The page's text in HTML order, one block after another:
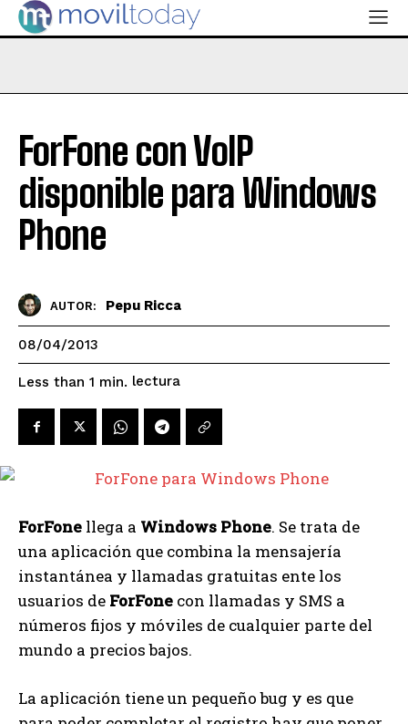
ForFone con VoIP
disponible para Windows
Phone
AUTOR: Pepu Ricca
08/04/2013
Less than 1 min. lectura
ForFone llega a Windows Phone. Se trata de
una aplicación que combina la mensajería
instantánea y llamadas gratuitas ente los
usuarios de ForFone con llamadas y SMS a
números fijos y móviles de cualquier parte del
mundo a precios bajos.
La aplicación tiene un pequeño bug y es que